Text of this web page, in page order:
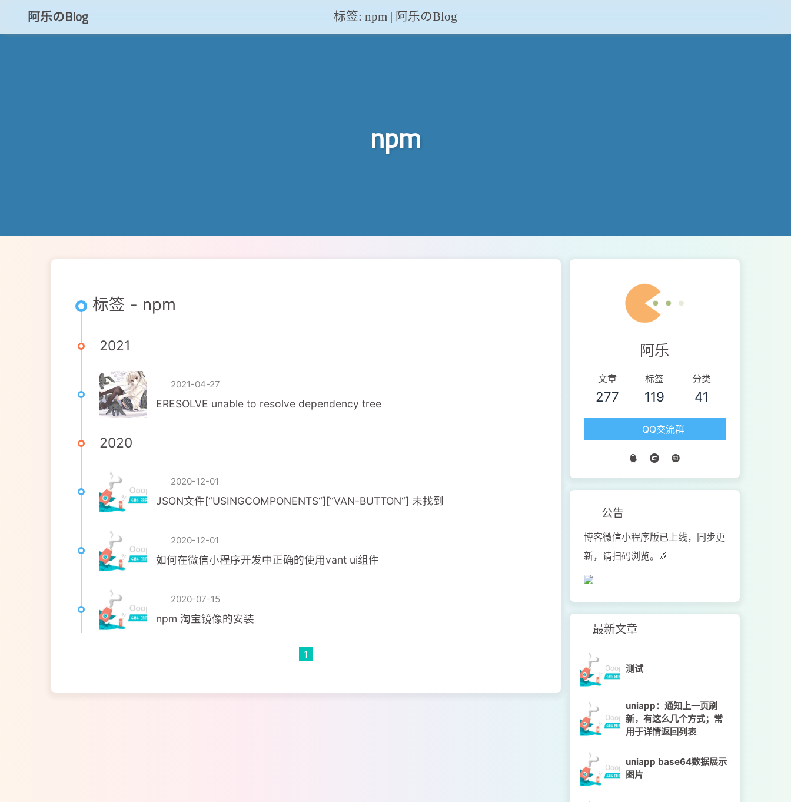
阿乐のBlog 标签: npm | 阿乐のBlog
npm
标签 - npm
2021
2021-04-27
ERESOLVE unable to resolve dependency tree
2020
2020-12-01
JSON文件[“USINGCOMPONENTS“][“VAN-BUTTON“] 未找到
2020-12-01
如何在微信小程序开发中正确的使用vant ui组件
2020-07-15
npm 淘宝镜像的安装
1
阿乐
文章
277
标签
119
分类
41
QQ交流群
公告
博客微信小程序版已上线，同步更
新，请扫码浏览。🎉
最新文章
测试
uniapp：通知上一页刷
新，有这么几个方式；常
用于详情返回列表
uniapp base64数据展示
图片